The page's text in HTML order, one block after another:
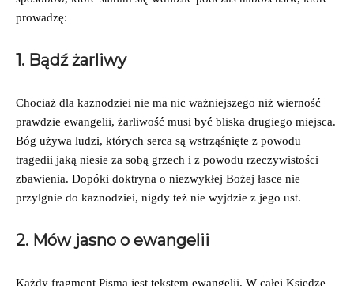
prowadzę:
1. Bądź żarliwy
Chociaż dla kaznodziei nie ma nic ważniejszego niż wierność
prawdzie ewangelii, żarliwość musi być bliska drugiego miejsca.
Bóg używa ludzi, których serca są wstrząśnięte z powodu
tragedii jaką niesie za sobą grzech i z powodu rzeczywistości
zbawienia. Dopóki doktryna o niezwykłej Bożej łasce nie
przylgnie do kaznodziei, nigdy też nie wyjdzie z jego ust.
2. Mów jasno o ewangelii
Każdy fragment Pisma jest tekstem ewangelii. W całej Księdze